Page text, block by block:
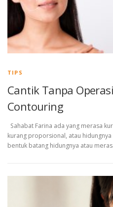
TIPS
Cantik Tanpa
Contouring
Sahabat Farina ada yang merasa
kurang proporsional, atau
bentuk batang hidungnya atau